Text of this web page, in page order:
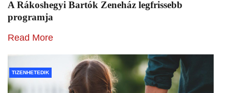
A Rákoshegyi Bartók Zeneház legfrissebb
programja
Read More
TIZENHETEDIK